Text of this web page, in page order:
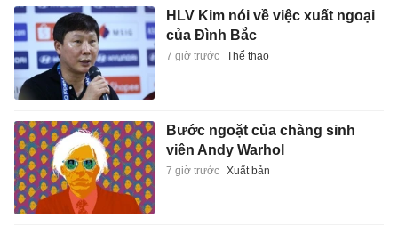
HLV Kim nói về việc xuất ngoại
của Đình Bắc
7 giờ trước Thể thao
Bước ngoặt của chàng sinh
viên Andy Warhol
7 giờ trước Xuất bản